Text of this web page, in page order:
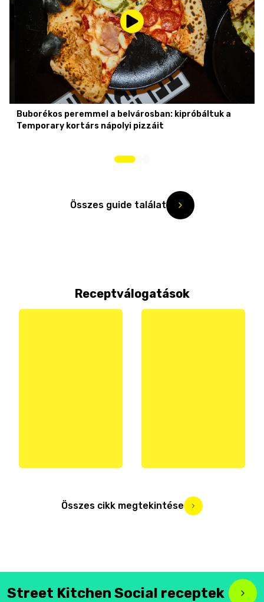
Buborékos peremmel a belvárosban: kipróbáltuk a
Temporary kortárs nápolyi pizzáit
Összes guide találat
Receptválogatások
Összes cikk megtekintése
Street Kitchen Social receptek